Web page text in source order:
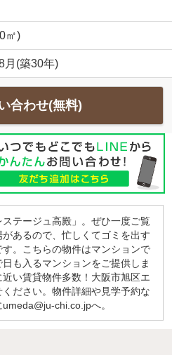
㎡)
月(築30年)
合わせ(無料)
テージュ高殿」。ぜひ一度ご覧
あるので、忙しくてゴミを出す
。こちらの物件はマンションで
も入るマンションをご提供しま
い賃貸物件多数！大阪市旭区エ
ださい。物件詳細や見学予約な
chi.co.jpへ。